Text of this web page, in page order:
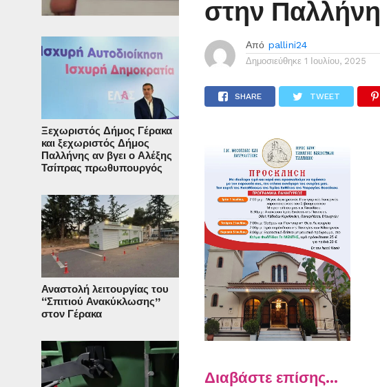
Ξεχωριστός Δήμος Γέρακα
και ξεχωριστός Δήμος
Παλλήνης αν βγει ο Αλέξης
Τσίπρας πρωθυπουργός
Αναστολή λειτουργίας του
“Σπιτιού Ανακύκλωσης”
στον Γέρακα
στην Παλλήνη
Από pallini24
Δημοσιεύθηκε 1 Ιουλίου, 2025
SHARE TWEET
Διαβάστε επίσης...